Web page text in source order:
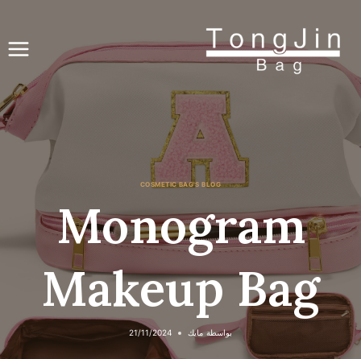
المحتوى
COSMETIC BAG'S BLOG
Monogram
Makeup Bag
بواسطة مايك 21/11/2024